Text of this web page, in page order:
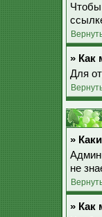
Чтобы
» Как
Для
»
не
» Как